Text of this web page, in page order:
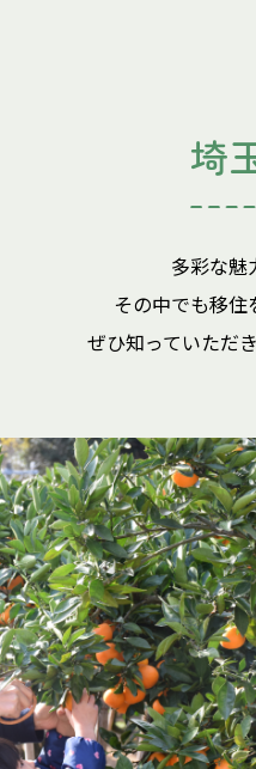
埼
多彩な魅
その中でも移住
ぜひ知っていただ